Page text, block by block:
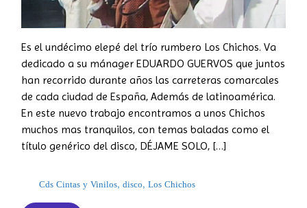
Es el undécimo elepé del trío rumbero Los Chichos. Va
dedicado a su mánager EDUARDO GUERVOS que juntos
han recorrido durante años las carreteras comarcales
de cada ciudad de España, Además de latinoamérica.
En este nuevo trabajo encontramos a unos Chichos
muchos mas tranquilos, con temas baladas como el
título genérico del disco, DÉJAME SOLO, […]
Cds Cintas y Vinilos, disco, Los Chichos